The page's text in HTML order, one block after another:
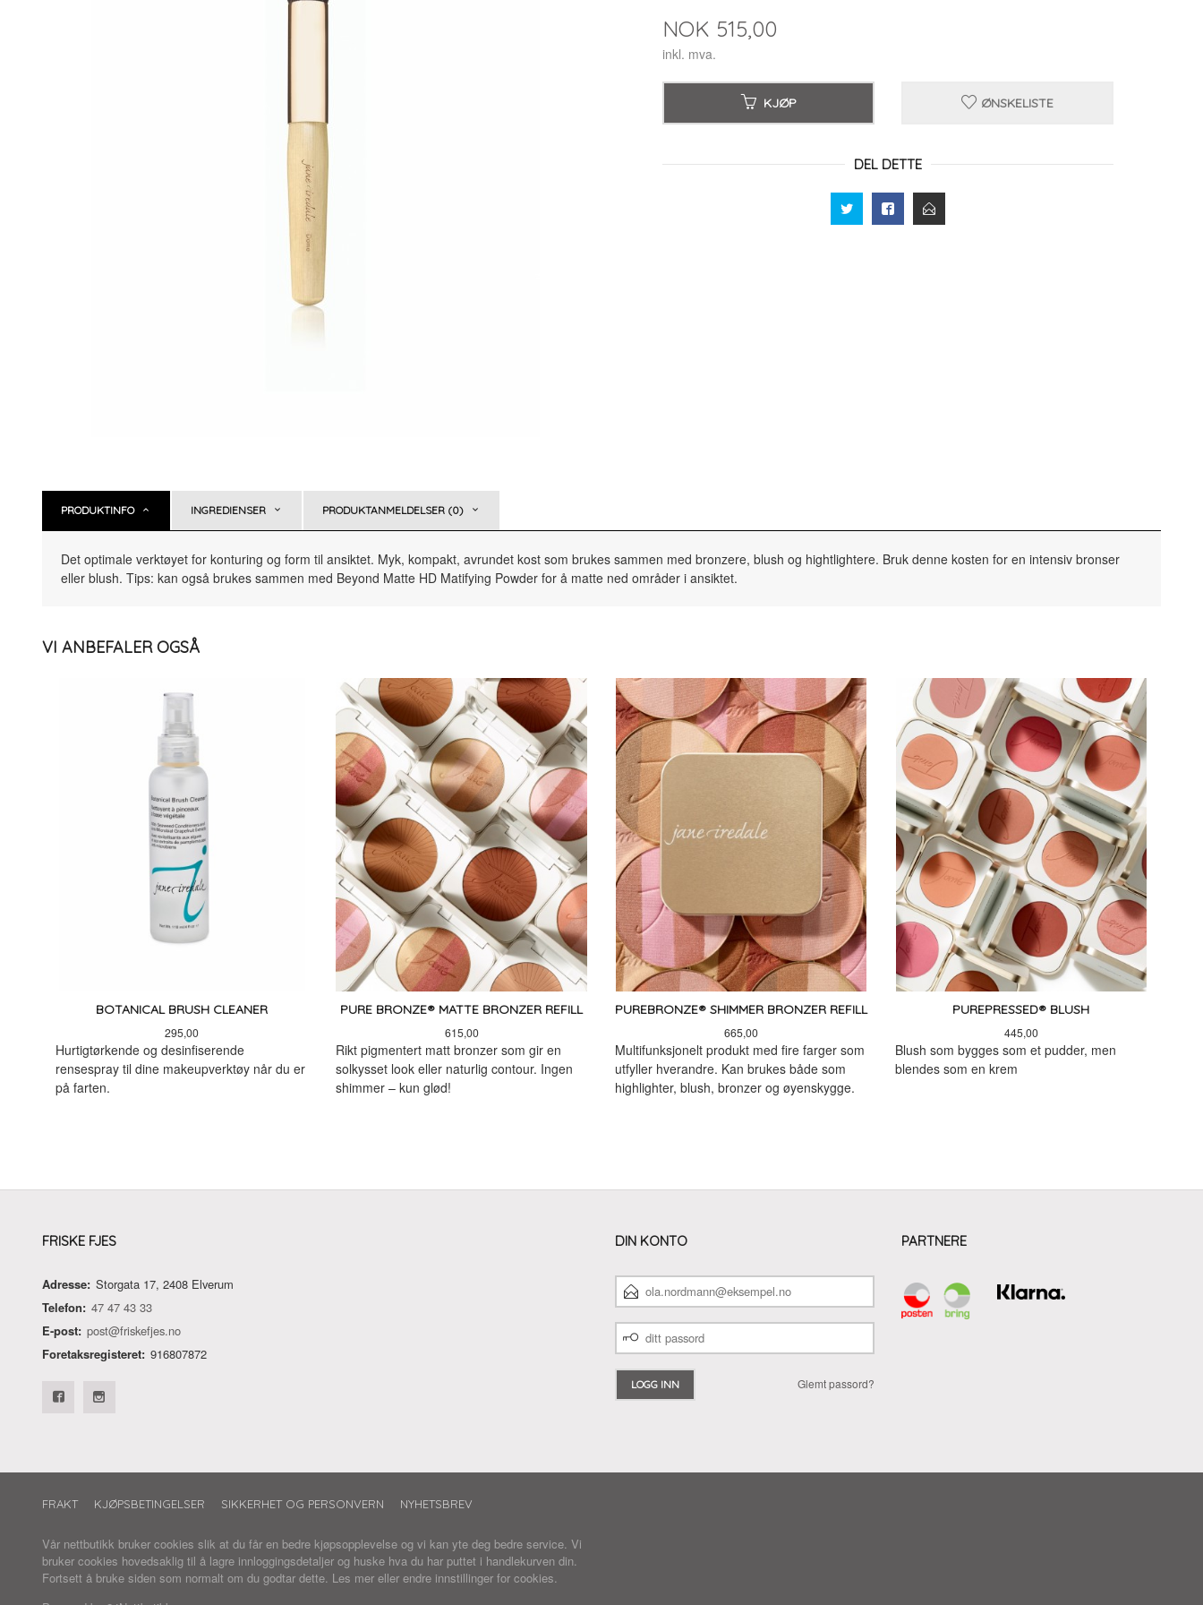
Pris
NOK 515,00
inkl. mva.
KJØP ØNSKELISTE
DEL DETTE
PRODUKTINFO INGREDIENSER PRODUKTANMELDELSER (0)
Det optimale verktøyet for konturing og form til ansiktet. Myk, kompakt, avrundet kost som brukes sammen med bronzere, blush og hightlightere. Bruk denne kosten for en intensiv bronser
eller blush. Tips: kan også brukes sammen med Beyond Matte HD Matifying Powder for å matte ned områder i ansiktet.
VI ANBEFALER OGSÅ
BOTANICAL BRUSH CLEANER
Pris
295,00
Hurtigtørkende og desinfiserende
rensespray til dine makeupverktøy når du er
på farten.
PURE BRONZE® MATTE BRONZER REFILL
Pris
615,00
Rikt pigmentert matt bronzer som gir en
solkysset look eller naturlig contour. Ingen
shimmer – kun glød!
PUREBRONZE® SHIMMER BRONZER REFILL
Pris
665,00
Multifunksjonelt produkt med fire farger som
utfyller hverandre. Kan brukes både som
highlighter, blush, bronzer og øyenskygge.
PUREPRESSED® BLUSH
Pris
445,00
Blush som bygges som et pudder, men
blendes som en krem
FRISKE FJES
Adresse: Storgata 17, 2408 Elverum
Telefon: 47 47 43 33
E-post: post@friskefjes.no
Foretaksregisteret: 916807872
DIN KONTO
POSTADRESSE
PASSORD
Glemt passord?
PARTNERE
FRAKT KJØPSBETINGELSER SIKKERHET OG PERSONVERN NYHETSBREV
Vår nettbutikk bruker cookies slik at du får en bedre kjøpsopplevelse og vi kan yte deg bedre service. Vi
bruker cookies hovedsaklig til å lagre innloggingsdetaljer og huske hva du har puttet i handlekurven din.
Fortsett å bruke siden som normalt om du godtar dette. Les mer eller endre innstillinger for cookies.